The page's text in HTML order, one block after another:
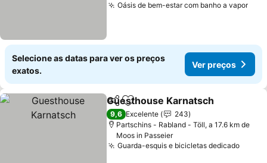
Oásis de bem-estar com banho a vaporVer
Selecione as datas para ver os preços
exatos.
Ver preços
PartilharAdicionar aos favoritos
Guesthouse Karnatsch
9,6 Excelente
243
Partschins - Rabland - Töll, a 17.6 km de
Moos in Passeier
Guarda-esquis e bicicletas dedicadoVer